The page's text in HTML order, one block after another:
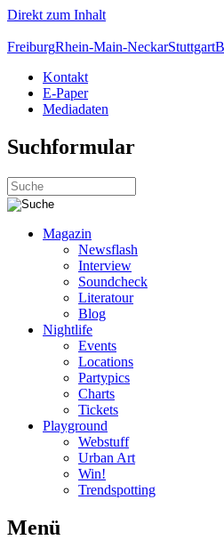
Direkt zum Inhalt
FreiburgRhein-Main-NeckarStuttgart
Kontakt
E-Paper
Mediadaten
Suchformular
Magazin
Newsflash
Interview
Soundcheck
Literatour
Blog
Nightlife
Events
Locations
Partypics
Charts
Tickets
Playground
Webstuff
Urban Art
Win!
Trendspotting
Menü